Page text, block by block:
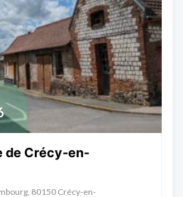
de Crécy-en-
80150 Crécy-en-